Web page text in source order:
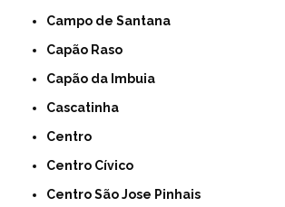
Campo de Santana
Capão Raso
Capão da Imbuia
Cascatinha
Centro
Centro Cívico
Centro São Jose Pinhais